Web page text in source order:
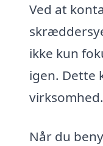
Ved at
ikke kun
igen. Dette
virksomhed.
Når du